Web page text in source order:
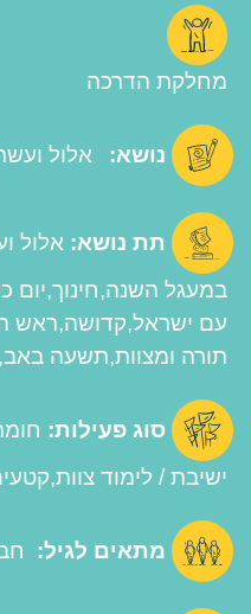
מחלקת הדרכה
נושא: אלול
תת נושא: אלול
במעגל השנה חינוך יום
עם ישראל קדושה ראש
תורה ומצוות תשעה באב
סוג פעילות:
ישיבת / לימוד צוות
מתאים לגיל: